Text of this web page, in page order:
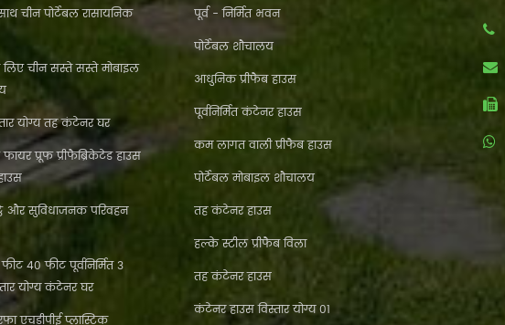
चीन पोर्टेबल रासायनिक
चीन सस्ते सस्ते मोबाइल
योग्य तह कंटेनर घर
प्रूफ प्रीफैब्रिकेटेड हाउस
और सुविधाजनक परिवहन
40 फीट पूर्वनिर्मित 3
योग्य कंटेनर घर
एचडीपीई प्लास्टिक
पूर्व - निर्मित भवन
पोर्टेबल शौचालय
आधुनिक प्रीफैब हाउस
पूर्वनिर्मित कंटेनर हाउस
कम लागत वाली प्रीफैब हाउस
पोर्टेबल मोबाइल शौचालय
तह कंटेनर हाउस
हल्के स्टील प्रीफैब विला
तह कंटेनर हाउस
कंटेनर हाउस विस्तार योग्य 01